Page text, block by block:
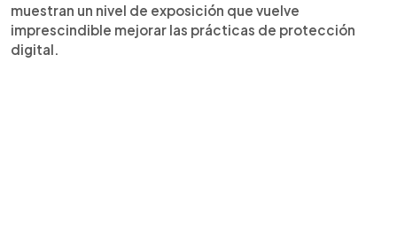
muestran un nivel de exposición que vuelve
imprescindible mejorar las prácticas de protección
digital.